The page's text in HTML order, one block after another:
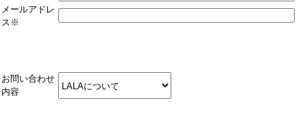
メールアドレ
ス ※
お問い合わせ
内容